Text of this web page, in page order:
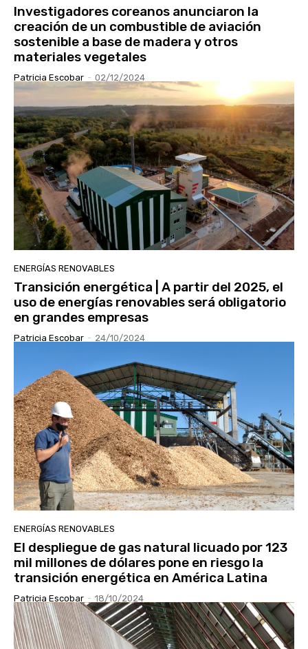
Investigadores coreanos anunciaron la
creación de un combustible de aviación
sostenible a base de madera y otros
materiales vegetales
Patricia Escobar - 02/12/2024
ENERGÍAS RENOVABLES
Transición energética | A partir del 2025, el
uso de energías renovables será obligatorio
en grandes empresas
Patricia Escobar - 24/10/2024
ENERGÍAS RENOVABLES
El despliegue de gas natural licuado por 123
mil millones de dólares pone en riesgo la
transición energética en América Latina
Patricia Escobar - 18/10/2024